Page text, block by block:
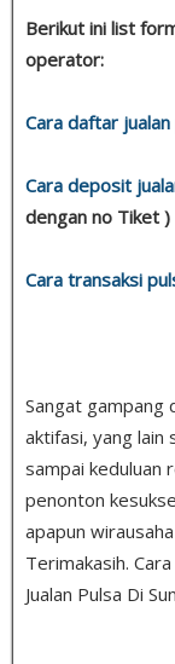
Berikut ini list
operator:
Cara daftar
Cara deposit
dengan no Tiket )
Cara transaksi
Sangat gampang
aktifasi, yang lain
sampai keduluan
penonton
apapun
Terimakasih.
Jualan Pulsa Di